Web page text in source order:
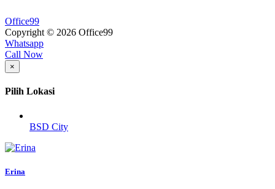
Office99
Copyright © 2026 Office99
Whatsapp
Call Now
×
Pilih Lokasi
BSD City
Erina